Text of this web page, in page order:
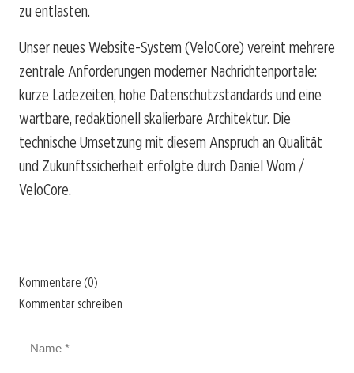
zu entlasten.
Unser neues Website-System (VeloCore) vereint mehrere
zentrale Anforderungen moderner Nachrichtenportale:
kurze Ladezeiten, hohe Datenschutzstandards und eine
wartbare, redaktionell skalierbare Architektur. Die
technische Umsetzung mit diesem Anspruch an Qualität
und Zukunftssicherheit erfolgte durch Daniel Wom /
VeloCore.
Kommentare (0)
Kommentar schreiben